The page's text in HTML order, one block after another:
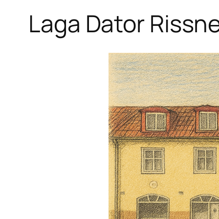
Laga Dator